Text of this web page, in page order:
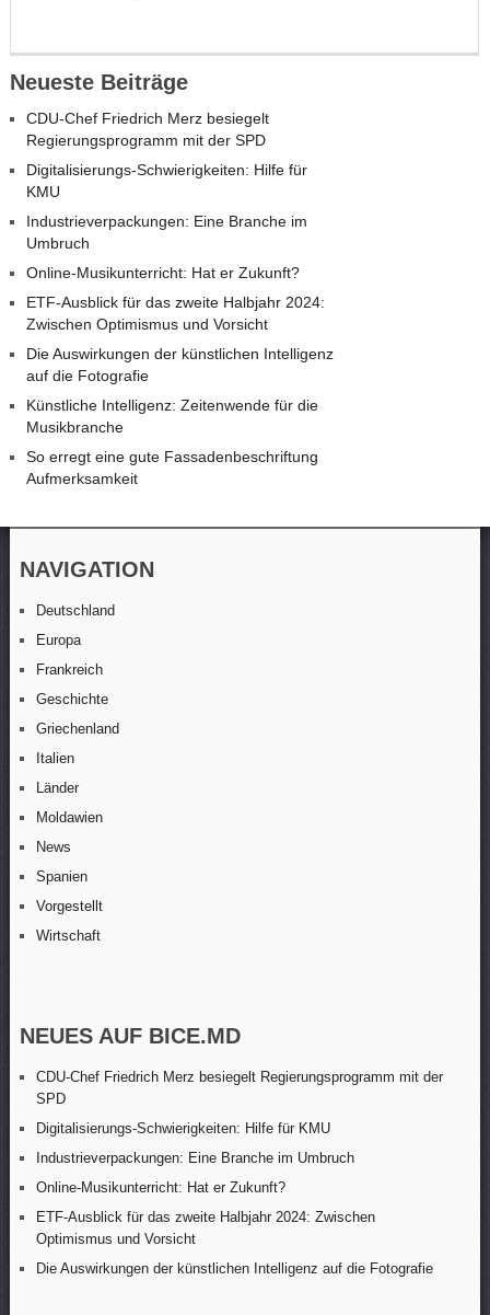
Neueste Beiträge
CDU-Chef Friedrich Merz besiegelt
Regierungsprogramm mit der SPD
Digitalisierungs-Schwierigkeiten: Hilfe für
KMU
Industrieverpackungen: Eine Branche im
Umbruch
Online-Musikunterricht: Hat er Zukunft?
ETF-Ausblick für das zweite Halbjahr 2024:
Zwischen Optimismus und Vorsicht
Die Auswirkungen der künstlichen Intelligenz
auf die Fotografie
Künstliche Intelligenz: Zeitenwende für die
Musikbranche
So erregt eine gute Fassadenbeschriftung
Aufmerksamkeit
NAVIGATION
Deutschland
Europa
Frankreich
Geschichte
Griechenland
Italien
Länder
Moldawien
News
Spanien
Vorgestellt
Wirtschaft
NEUES AUF BICE.MD
CDU-Chef Friedrich Merz besiegelt Regierungsprogramm mit der
SPD
Digitalisierungs-Schwierigkeiten: Hilfe für KMU
Industrieverpackungen: Eine Branche im Umbruch
Online-Musikunterricht: Hat er Zukunft?
ETF-Ausblick für das zweite Halbjahr 2024: Zwischen
Optimismus und Vorsicht
Die Auswirkungen der künstlichen Intelligenz auf die Fotografie